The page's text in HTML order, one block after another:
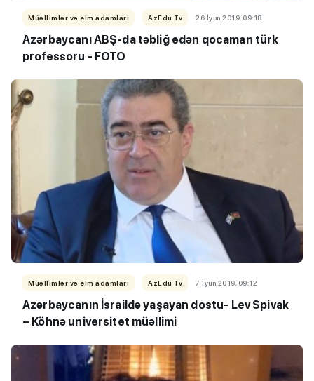
Müəllimlər və elm adamları AzEdu Tv 26 İyun 2019, 09:18
Azərbaycanı ABŞ-da təbliğ edən qocaman türk
professoru - FOTO
Müəllimlər və elm adamları AzEdu Tv 7 İyun 2019, 09:12
Azərbaycanın İsraildə yaşayan dostu- Lev Spivak
– Köhnə universitet müəllimi